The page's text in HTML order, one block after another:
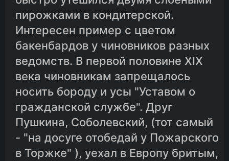
пирожками в кондитерской.
Интересен пример с цветом
бакенбардов у чиновников разных
ведомств. В первой половине XIX
века чиновникам запрещалось
носить бороду и усы "Уставом о
гражданской службе". Друг
Пушкина, Соболевский, (тот самый
- "на досуге отобедай у Пожарского
в Торжке" ), уехал в Европу бритым,